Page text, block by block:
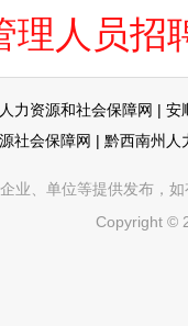
理人员招
力资源和社会保障网 | 安
社会保障网 | 黔西南州人
业、单位等提供发布，
Copyright ©